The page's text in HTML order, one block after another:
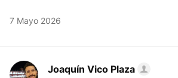
7 Mayo 2026
Joaquín Vico Plaza